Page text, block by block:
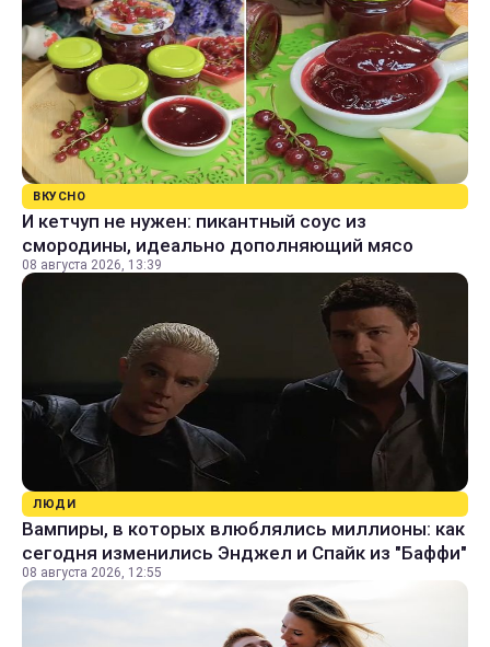
ВКУСНО
И кетчуп не нужен: пикантный соус из
смородины, идеально дополняющий мясо
08 августа 2026, 13:39
ЛЮДИ
Вампиры, в которых влюблялись миллионы: как
сегодня изменились Энджел и Спайк из "Баффи"
08 августа 2026, 12:55